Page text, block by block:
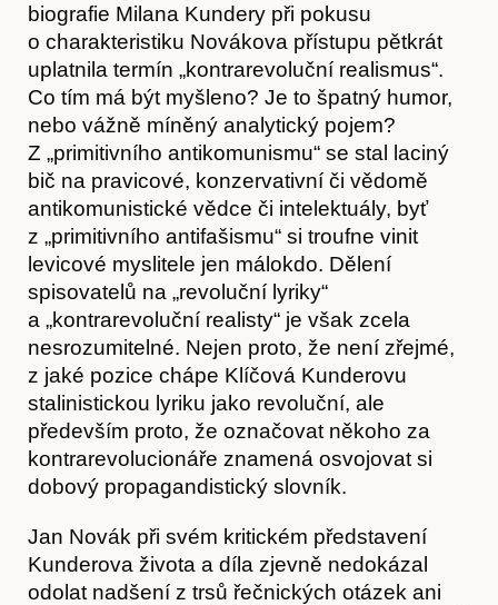
Články
biografie Milana Kundery při pokusu
o charakteristiku Novákova přístupu pětkrát
uplatnila termín „kontrarevoluční realismus“.
Co tím má být myšleno? Je to špatný humor,
nebo vážně míněný analytický pojem?
Z „primitivního antikomunismu“ se stal laciný
bič na pravicové, konzervativní či vědomě
antikomunistické vědce či intelektuály, byť
z „primitivního antifašismu“ si troufne vinit
levicové myslitele jen málokdo. Dělení
spisovatelů na „revoluční lyriky“
a „kontrarevoluční realisty“ je však zcela
nesrozumitelné. Nejen proto, že není zřejmé,
z jaké pozice chápe Klíčová Kunderovu
stalinistickou lyriku jako revoluční, ale
především proto, že označovat někoho za
kontrarevolucionáře znamená osvojovat si
dobový propagandistický slovník.
Jan Novák při svém kritickém představení
Kunderova života a díla zjevně nedokázal
odolat nadšení z trsů řečnických otázek ani